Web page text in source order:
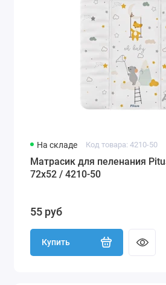
На складе Код товара: 4210-50
Матрасик для пеленания
72х52 / 4210-50
55 руб
Купить